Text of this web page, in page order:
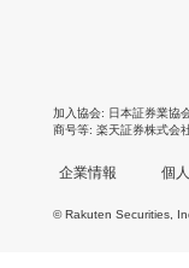
加入協会 日本証券業協
商号等 楽天証券株式会
企業情報 個
© Rakuten Securities,